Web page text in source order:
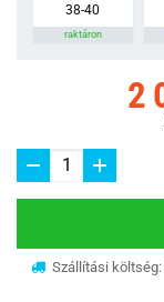
38-40
raktáron
2
Szállítási költség: